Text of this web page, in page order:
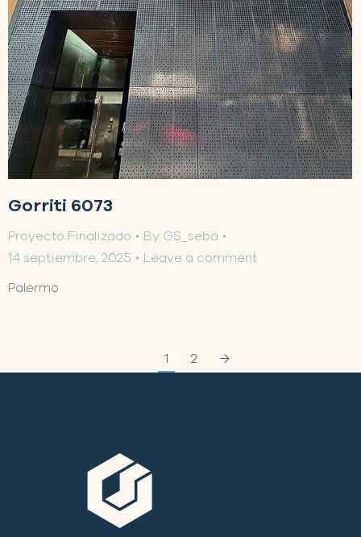
Gorriti 6073
Proyecto Finalizado By GS_seba
14 septiembre, 2025
Leave a comment
Palermo
1 2 →